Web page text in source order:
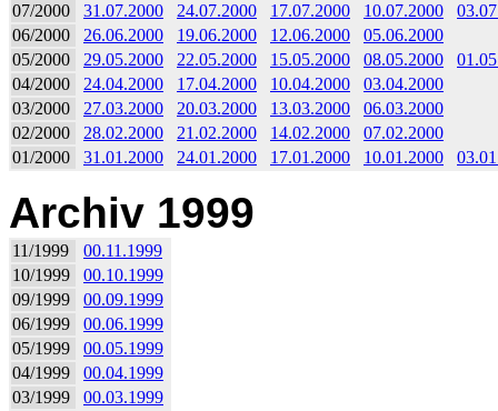
07/2000 31.07.2000 24.07.2000 17.07.2000 10.07.2000
06/2000
26.06.2000 19.06.2000 12.06.2000
05.06.2000
05/2000
29.05.2000 22.05.2000 15.05.2000 08.05.2000
04/2000
24.04.2000 17.04.2000 10.04.2000
03.04.2000
03/2000
27.03.2000 20.03.2000 13.03.2000
06.03.2000
02/2000
28.02.2000 21.02.2000 14.02.2000
07.02.2000
01/2000
31.01.2000 24.01.2000 17.01.2000 10.01.2000
Archiv 1999
11/1999
00.11.1999
10/1999
00.10.1999
09/1999
00.09.1999
06/1999
00.06.1999
05/1999
00.05.1999
04/1999
00.04.1999
03/1999
00.03.1999